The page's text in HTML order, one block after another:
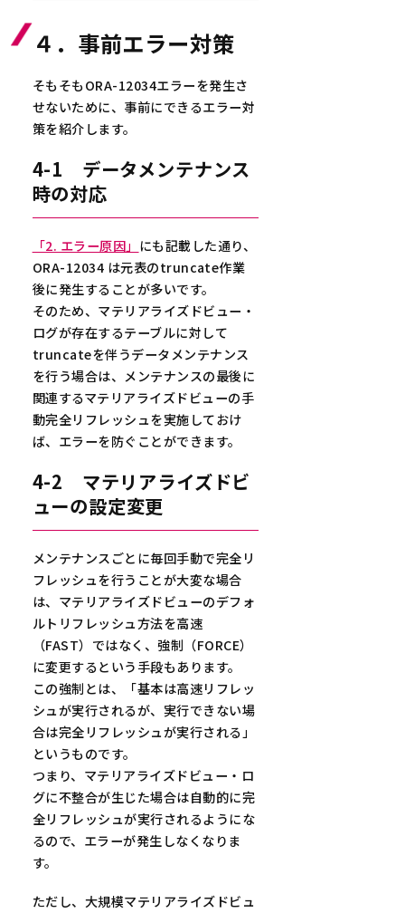
４．事前エラー対策
そもそもORA-12034エラーを発生さ
せないために、事前にできるエラー対
策を紹介します。
4-1 データメンテナンス
時の対応
「2. エラー原因」 にも記載した通り、
ORA-12034 は元表のtruncate作業
後に発生することが多いです。
そのため、マテリアライズドビュー・
ログが存在するテーブルに対して
truncateを伴うデータメンテナンス
を行う場合は、メンテナンスの最後に
関連するマテリアライズドビューの手
動完全リフレッシュを実施しておけ
ば、エラーを防ぐことができます。
4-2 マテリアライズドビ
ューの設定変更
メンテナンスごとに毎回手動で完全リ
フレッシュを行うことが大変な場合
は、マテリアライズドビューのデフォ
ルトリフレッシュ方法を高速
（FAST）ではなく、強制（FORCE）
に変更するという手段もあります。
この強制とは、「基本は高速リフレッ
シュが実行されるが、実行できない場
合は完全リフレッシュが実行される」
というものです。
つまり、マテリアライズドビュー・ロ
グに不整合が生じた場合は自動的に完
全リフレッシュが実行されるようにな
るので、エラーが発生しなくなりま
す。
ただし、大規模マテリアライズドビュ